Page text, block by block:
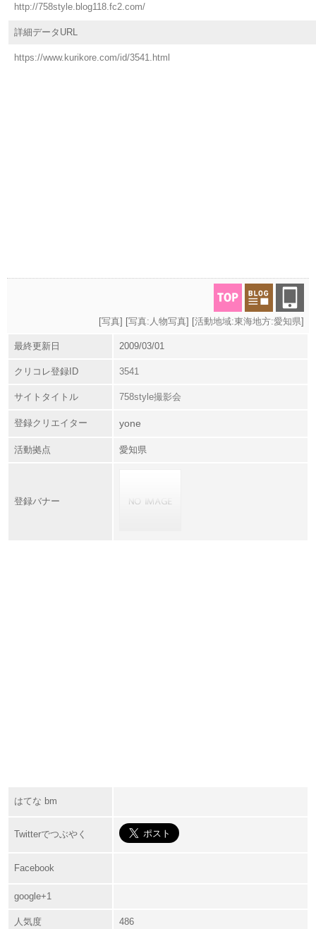
http://758style.blog118.fc2.com/
詳細データURL
https://www.kurikore.com/id/3541.html
[写真] [写真:人物写真] [活動地域:東海地方:愛知県]
最終更新日 2009/03/01
クリコレ登録ID 3541
サイトタイトル 758style撮影会
登録クリエイター yone
活動拠点 愛知県
登録バナー
はてな bm
Twitterでつぶやく
Facebook
google+1
人気度 486